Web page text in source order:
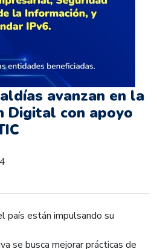
avanzan en la
Digital con apoyo
país están impulsando su
se busca mejorar prácticas de